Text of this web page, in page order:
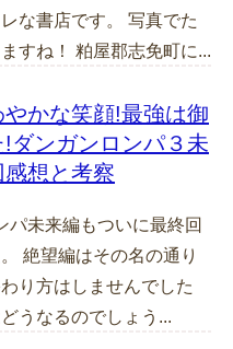
な書店です。 写真でた
すね！ 粕屋郡志免町に...
かな笑顔!最強は御
ダンガンロンパ３未
想と考察
パ未来編もついに最終回
絶望編はその名の通り
り方はしませんでした
うなるのでしょう...